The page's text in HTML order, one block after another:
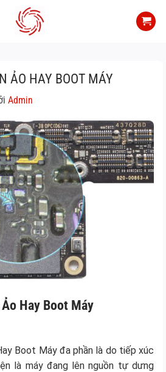
ẢO HAY BOOT MÁY
Admin
Hay Boot Máy
Boot Máy đa phần là do tiếp xúc
là máy đang lên nguồn tự dưng